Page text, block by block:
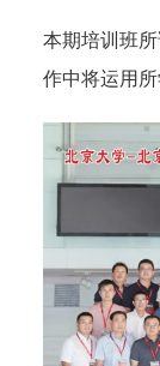
本期培训班
作中将运用